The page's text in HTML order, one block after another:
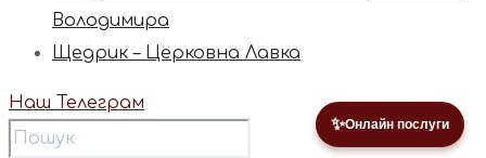
✨Онлайн послуги
Володимира
Щедрик – Церковна Лавка
Наш Телеграм